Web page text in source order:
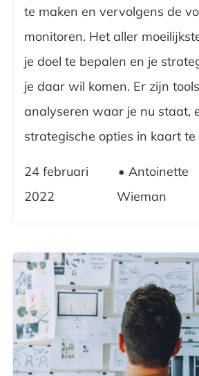
te maken en vervolgens de
monitoren. Het aller
je doel te bepalen en je
je daar wil komen. Er zijn
analyseren waar je nu staat,
strategische opties in kaart te
24 februari
2022
Antoinette
Wieman